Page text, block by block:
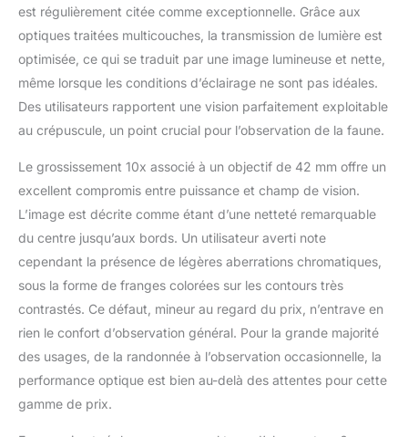
L'armure en
caoutchouc offre une
prise en main sûre,
antidérapante et une
protection extérieure
durable. Les jumelles
sont adaptables sur
utilisation sur un
trépied ou un support
de fenêtre de voiture.
La purge d'azote et les
joints toriques offrent
une performance
étanche et antibuée
environnements.
Construction robuste
qui résiste au recul et
aux chocs.
est régulièrement citée comme exceptionnelle. Grâce aux
optiques traitées multicouches, la transmission de lumière est
optimisée, ce qui se traduit par une image lumineuse et nette,
même lorsque les conditions d’éclairage ne sont pas idéales.
Des utilisateurs rapportent une vision parfaitement exploitable
au crépuscule, un point crucial pour l’observation de la faune.
Le grossissement 10x associé à un objectif de 42 mm offre un
excellent compromis entre puissance et champ de vision.
L’image est décrite comme étant d’une netteté remarquable
du centre jusqu’aux bords. Un utilisateur averti note
cependant la présence de légères aberrations chromatiques,
sous la forme de franges colorées sur les contours très
contrastés. Ce défaut, mineur au regard du prix, n’entrave en
rien le confort d’observation général. Pour la grande majorité
des usages, de la randonnée à l’observation occasionnelle, la
performance optique est bien au-delà des attentes pour cette
gamme de prix.